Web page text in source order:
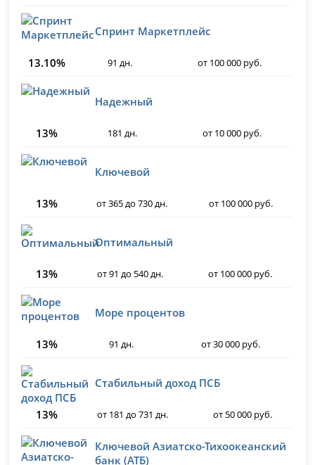
Спринт Маркетплейс
13.10% 91 дн. от 100 000 руб.
Надежный
13% 181 дн. от 10 000 руб.
Ключевой
13% от 365 до 730 дн. от 100 000 руб.
Оптимальный
13% от 91 до 540 дн. от 100 000 руб.
Море процентов
13% 91 дн. от 30 000 руб.
Стабильный доход ПСБ
13% от 181 до 731 дн. от 50 000 руб.
Ключевой Азиатско-Тихоокеанский
банк (АТБ)